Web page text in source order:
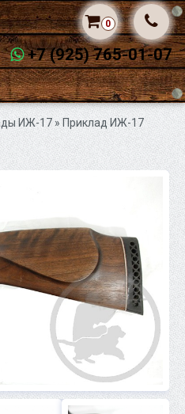
+7 (925) 765-01-07
0
ИЖ-17» Приклад ИЖ-17